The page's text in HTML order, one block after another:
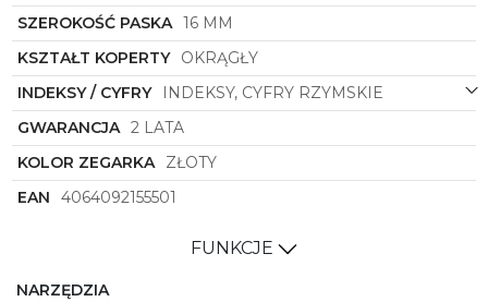
Daj się oczarować luksusowemu designowi i
niezawodnej jakości zegarka
Neutra Lady. Odkryj piękno w drobnych detalach i
podkreśl swój wyjątkowy styl z tym eleganckim
czasomierzem, który stanie się Twoim ulubionym
dodatkiem na lata.
SZEROKOŚĆ PASKA 16 MM
KSZTAŁT KOPERTY OKRĄGŁY
INDEKSY / CYFRY
INDEKSY, CYFRY RZYMSKIE
GWARANCJA 2 LATA
KOLOR ZEGARKA ZŁOTY
EAN
4064092155501
FUNKCJE
NARZĘDZIA